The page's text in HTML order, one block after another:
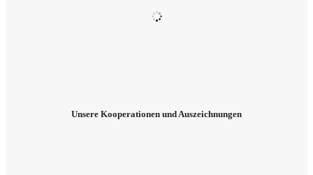
Unse­re Koope­ra­tio­nen und Auszeichnungen